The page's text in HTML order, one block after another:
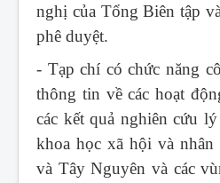
nghị của Tổng Biên tập
phê duyệt.
- Tạp chí có chức năng
thông tin về các hoạt
các kết quả nghiên cứu
khoa học xã hội và
và Tây Nguyên và các